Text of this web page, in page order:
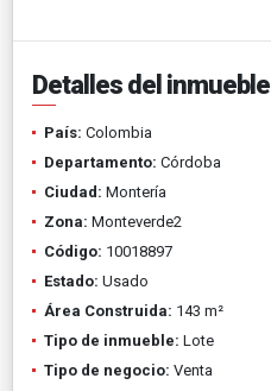
Detalles del inmueble
País: Colombia
Departamento: Córdoba
Ciudad: Montería
Zona: Monteverde2
Código: 10018897
Estado: Usado
Área Construida: 143 m²
Tipo de inmueble: Lote
Tipo de negocio: Venta